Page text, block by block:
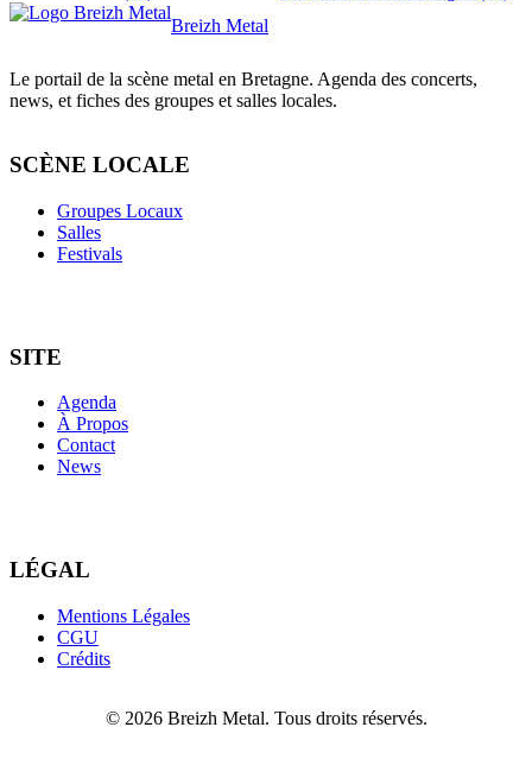
Breizh Metal
Le portail de la scène metal en Bretagne. Agenda des concerts,
news, et fiches des groupes et salles locales.
SCÈNE LOCALE
Groupes Locaux
Salles
Festivals
SITE
Agenda
À Propos
Contact
News
LÉGAL
Mentions Légales
CGU
Crédits
© 2026 Breizh Metal. Tous droits réservés.